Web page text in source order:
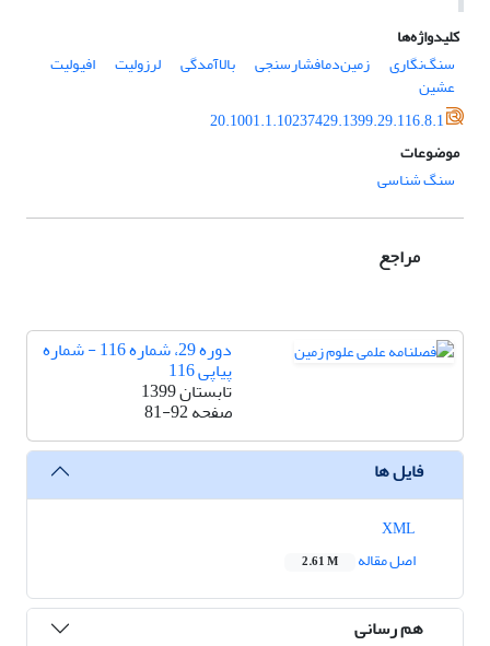
کلیدواژه‌ها
سنگ‌نگاری
زمین‌دمافشارسنجی بالاآمدگی ‌لرزولیت‌ افیولیت
عشین
20.1001.1.10237429.1399.29.116.8.1
موضوعات
سنگ شناسی
مراجع
دوره 29، شماره 116 - شماره
پیاپی 116
تابستان 1399
صفحه81-92
فایل ها
اصل مقاله
2.61 M
هم رسانی